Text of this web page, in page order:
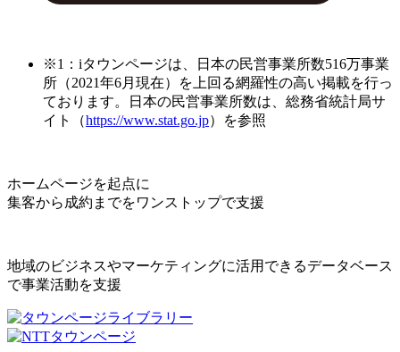
※1：iタウンページは、日本の民営事業所数516万事業
所（2021年6月現在）を上回る網羅性の高い掲載を行っ
ております。日本の民営事業所数は、総務省統計局サ
イト（https://www.stat.go.jp）を参照
ホームページを起点に
集客から成約までをワンストップで支援
地域のビジネスやマーケティングに活用できるデータベース
で事業活動を支援